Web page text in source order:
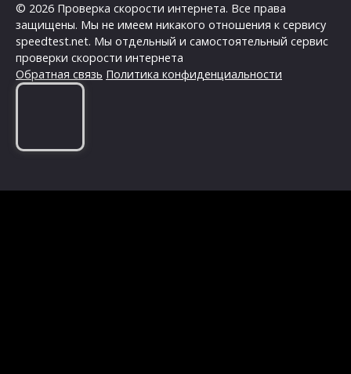
© 2026 Проверка скорости интернета. Все права
защищены. Мы не имеем никакого отношения к сервису
speedtest.net. Мы отдельный и самостоятельный сервис
проверки скорости интернета
Обратная связь Политика конфиденциальности